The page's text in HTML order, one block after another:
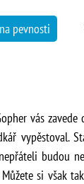
pevnosti
vás
vypěstoval.
budou
si však